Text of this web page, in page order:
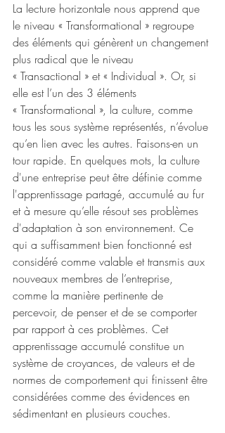
La lecture horizontale nous apprend que
le niveau « Transformational » regroupe
des éléments qui génèrent un changement
plus radical que le niveau
« Transactional » et « Individual ». Or, si
elle est l’un des 3 éléments
« Transformational », la culture, comme
tous les sous système représentés, n’évolue
qu’en lien avec les autres. Faisons-en un
tour rapide. En quelques mots, la culture
d'une entreprise peut être définie comme
l'apprentissage partagé, accumulé au fur
et à mesure qu’elle résout ses problèmes
d'adaptation à son environnement. Ce
qui a suffisamment bien fonctionné est
considéré comme valable et transmis aux
nouveaux membres de l’entreprise,
comme la manière pertinente de
percevoir, de penser et de se comporter
par rapport à ces problèmes. Cet
apprentissage accumulé constitue un
système de croyances, de valeurs et de
normes de comportement qui finissent être
considérées comme des évidences en
sédimentant en plusieurs couches.